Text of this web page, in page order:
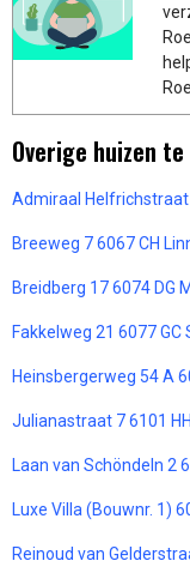
Overige huizen
Admiraal Helfrichstraat
Breeweg 7 6067 CH
Breidberg 17 6074 DG
Fakkelweg 21 6077 GC
Heinsbergerweg 54 A
Julianastraat 7 6101
Laan van Schöndeln 2
Luxe Villa (Bouwnr. 1)
Reinoud van